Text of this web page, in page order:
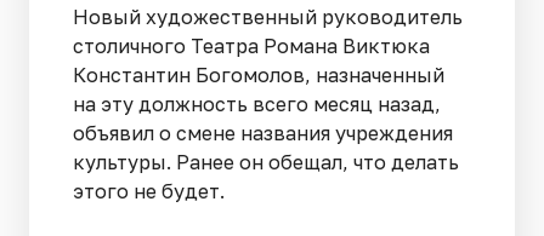
Новый художественный руководитель
столичного Театра Романа Виктюка
Константин Богомолов, назначенный
на эту должность всего месяц назад,
объявил о смене названия учреждения
культуры. Ранее он обещал, что делать
этого не будет.